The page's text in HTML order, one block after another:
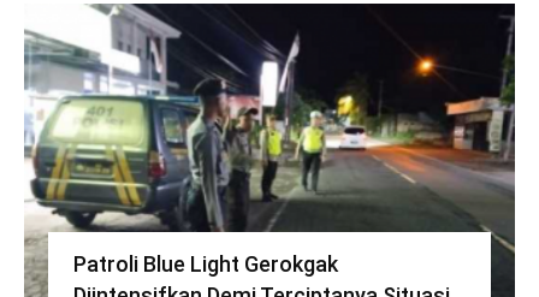
Patroli Blue Light Gerokgak